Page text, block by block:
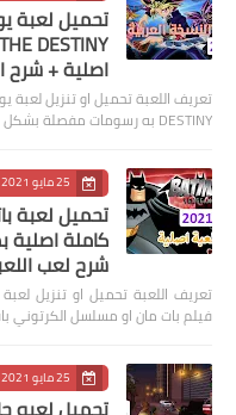
اصلية + شرح
DESTINY به رسومات مفصلة بشكل مذهل وأعمال ف…
25 مايو 2021
كاملة
شرح لعب
فيلم بات مان او مسلسل الكرتوني
25 مايو 2021